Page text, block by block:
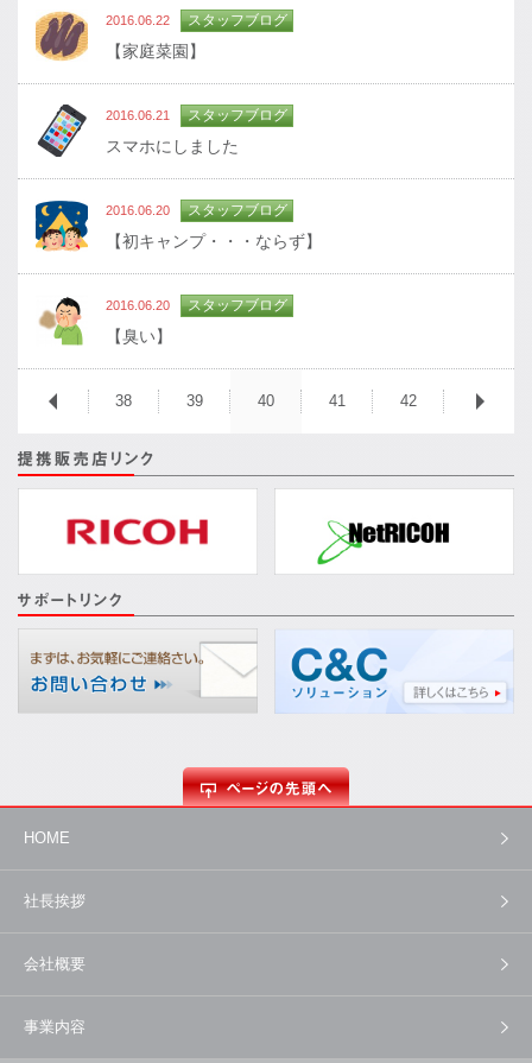
2016.06.22 スタッフブログ
【家庭菜園】
2016.06.21 スタッフブログ
スマホにしました
2016.06.20 スタッフブログ
【初キャンプ・・・ならず】
2016.06.20 スタッフブログ
【臭い】
38 39 40 41 42
HOME
社長挨拶
会社概要
事業内容